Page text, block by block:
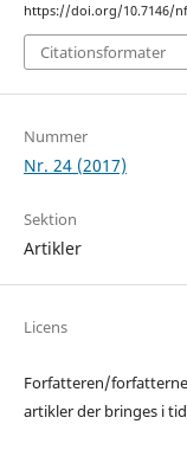
https://doi.org/10.7146/
Citationsformater
Nummer
Nr. 24 (2017)
Sektion
Artikler
Licens
Forfatteren/
artikler der bringes i